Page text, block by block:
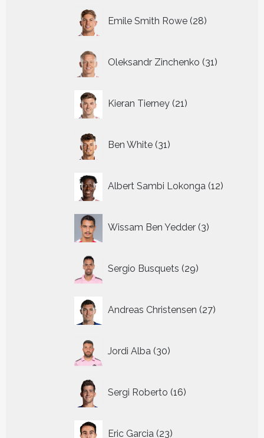
Emile Smith Rowe 28
producten
Oleksandr Zinchenko 31
producten
Kieran Tierney 21
producten
Ben White 31
producten
Albert Sambi Lokonga 12
Wissam Ben Yedder 3
producten
Sergio Busquets 29
producten
Andreas Christensen 27
producten
Jordi Alba 30
producten
Sergi Roberto 16
producten
Eric Garcia 23